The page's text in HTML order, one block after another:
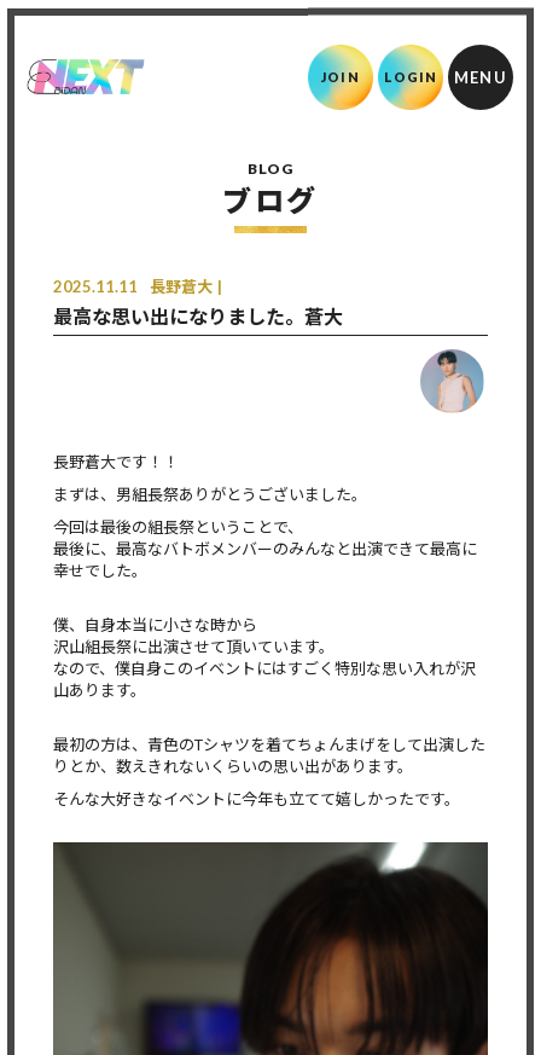
JOIN LOGIN
BLOG
ブログ
2025.11.11 長野蒼大
最高な思い出になりました。蒼大
長野蒼大です！！
まずは、男組長祭ありがとうございました。
今回は最後の組長祭ということで、
最後に、最高なバトボメンバーのみんなと出演できて最高に
幸せでした。
僕、自身本当に小さな時から
沢山組長祭に出演させて頂いています。
なので、僕自身このイベントにはすごく特別な思い入れが沢
山あります。
最初の方は、青色のTシャツを着てちょんまげをして出演した
りとか、数えきれないくらいの思い出があります。
そんな大好きなイベントに今年も立てて嬉しかったです。